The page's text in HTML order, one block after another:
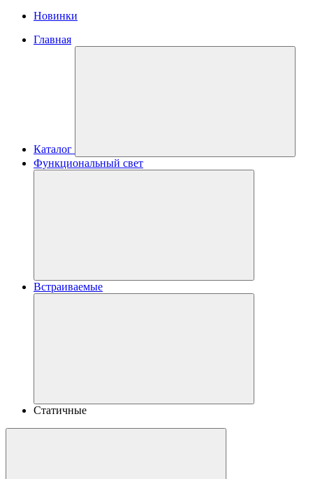
Новинки
Главная
Каталог
Функциональный свет
Встраиваемые
Статичные